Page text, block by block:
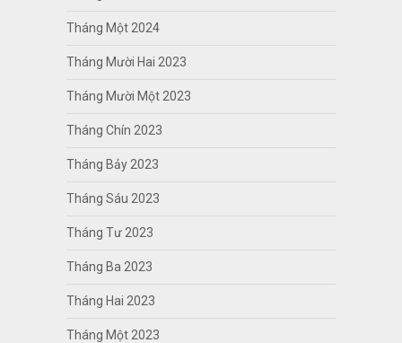
Tháng Một 2024
Tháng Mười Hai 2023
Tháng Mười Một 2023
Tháng Chín 2023
Tháng Bảy 2023
Tháng Sáu 2023
Tháng Tư 2023
Tháng Ba 2023
Tháng Hai 2023
Tháng Một 2023